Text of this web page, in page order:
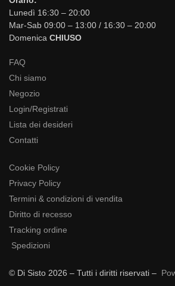
Lunedì 16:30 – 20:00
Mar-Sab 09:00 – 13:00 / 16:30 – 20:00
Domenica CHIUSO
FAQ
Chi siamo
Negozio
Login/Registrati
Lista dei desideri
Contatti
Cookie Policy
Privacy Policy
Termini & condizioni di vendita
Diritto di recesso
Tracking ordine
Spedizioni
© Di Sisto 2026 – Tutti i diritti riservati –